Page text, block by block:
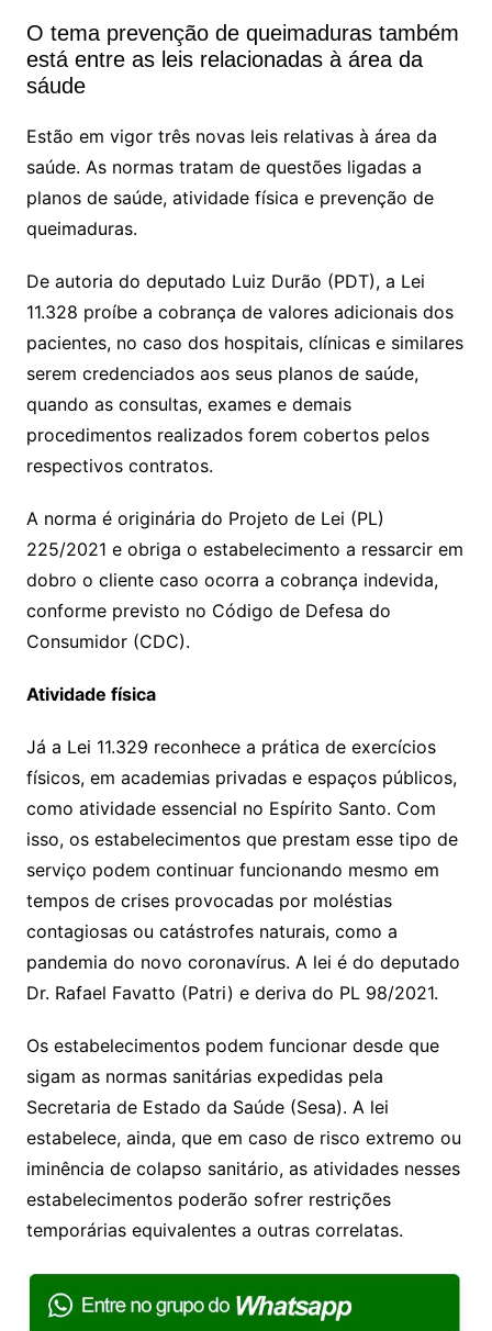
at
s
A
p
p
c
e
o
o
k
itt
er
p
y
n
k
O tema prevenção de queimaduras também
está entre as leis relacionadas à área da
sáude
Estão em vigor três novas leis relativas à área da
saúde. As normas tratam de questões ligadas a
planos de saúde, atividade física e prevenção de
queimaduras.
De autoria do deputado Luiz Durão (PDT), a Lei
11.328 proíbe a cobrança de valores adicionais dos
pacientes, no caso dos hospitais, clínicas e similares
serem credenciados aos seus planos de saúde,
quando as consultas, exames e demais
procedimentos realizados forem cobertos pelos
respectivos contratos.
A norma é originária do Projeto de Lei (PL)
225/2021 e obriga o estabelecimento a ressarcir em
dobro o cliente caso ocorra a cobrança indevida,
conforme previsto no Código de Defesa do
Consumidor (CDC).
Atividade física
Já a Lei 11.329 reconhece a prática de exercícios
físicos, em academias privadas e espaços públicos,
como atividade essencial no Espírito Santo. Com
isso, os estabelecimentos que prestam esse tipo de
serviço podem continuar funcionando mesmo em
tempos de crises provocadas por moléstias
contagiosas ou catástrofes naturais, como a
pandemia do novo coronavírus. A lei é do deputado
Dr. Rafael Favatto (Patri) e deriva do PL 98/2021.
Os estabelecimentos podem funcionar desde que
sigam as normas sanitárias expedidas pela
Secretaria de Estado da Saúde (Sesa). A lei
estabelece, ainda, que em caso de risco extremo ou
iminência de colapso sanitário, as atividades nesses
estabelecimentos poderão sofrer restrições
temporárias equivalentes a outras correlatas.